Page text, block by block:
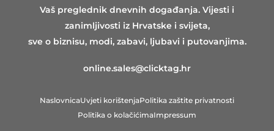
Vaš preglednik dnevnih događanja. Vijesti i
zanimljivosti iz Hrvatske i svijeta,
sve o biznisu, modi, zabavi, ljubavi i putovanjima.
online.sales@clicktag.hr
NaslovnicaUvjeti korištenjaPolitika zaštite privatnosti
Politika o kolačićimaImpressum